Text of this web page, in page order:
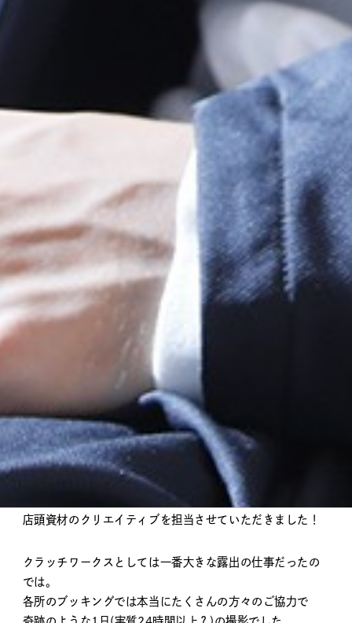
item
NB new balance 2019AW men’s
ver.-Movie
2019年10月11日からスタートした
「Alpen × New Balance」
キャンペーンページのグラフィックデザインやムービーの
店頭資材のクリエイティブを担当させていただきました！
クラッチワークスとしては一番大きな露出の仕事だったの
では。
各所のブッキングでは本当にたくさんの方々のご協力で